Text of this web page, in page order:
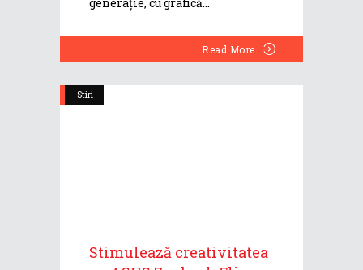
Read More
Stiri
Stimulează creativitatea